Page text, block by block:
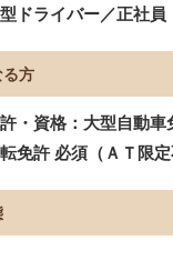
ドライバー／正社員
方
・資格：大型自動
免許 必須（ＡＴ限定